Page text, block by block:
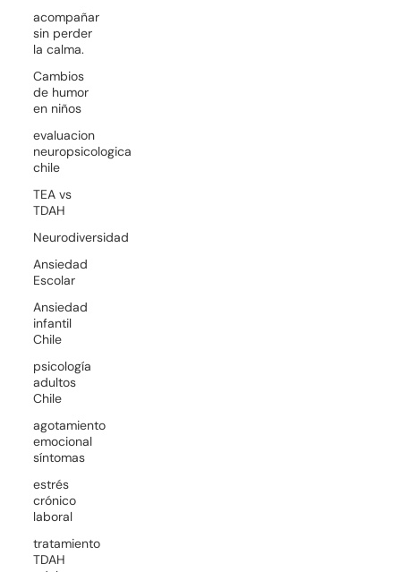
acompañar
sin perder
la calma.
Cambios
de humor
en niños
evaluacion
neuropsicologica
chile
TEA vs
TDAH
Neurodiversidad
Ansiedad
Escolar
Ansiedad
infantil
Chile
psicología
adultos
Chile
agotamiento
emocional
síntomas
estrés
crónico
laboral
tratamiento
TDAH